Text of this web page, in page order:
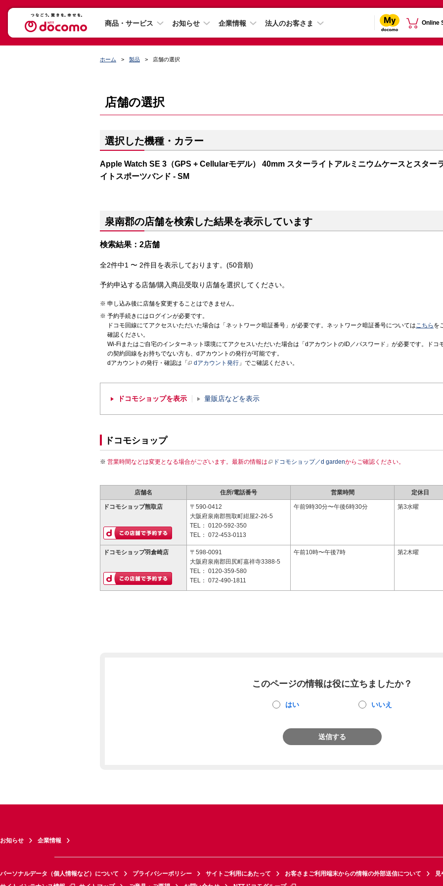
商品・サービス お知らせ 企業情報 法人のお客さま Online
ホーム 製品 店舗の選択
店舗の選択
選択した機種・カラー
Apple Watch SE 3（GPS + Cellularモデル） 40mm スターライトアルミニウムケースとスター
イトスポーツバンド - SM
泉南郡の店舗を検索した結果を表示しています
検索結果：2店舗
全2件中1 〜 2件目を表示しております。(50音順)
予約申込する店舗/購入商品受取り店舗を選択してください。
申し込み後に店舗を変更することはできません。
予約手続きにはログインが必要です。
ドコモ回線にてアクセスいただいた場合は「ネットワーク暗証番号」が必要です。ネットワーク暗証番号についてはこちら を
確認ください。
Wi-Fiまたはご自宅のインターネット環境にてアクセスいただいた場合は「dアカウントのID／パスワード」が必要です。ドコ
の契約回線をお持ちでない方も、dアカウントの発行が可能です。
dアカウントの発行・確認は「
dアカウント発行 」でご確認ください。
ドコモショップを表示 量販店などを表示
ドコモショップ
営業時間などは変更となる場合がございます。最新の情報は ドコモショップ／d gardenからご確認ください。
店舗名 住所/電話番号 営業時間 定休日
ドコモショップ熊取店
〒590-0412
大阪府泉南郡熊取町紺屋2-26-5
TEL： 0120-592-350
TEL： 072-453-0113
午前9時30分〜午後6時30分 第3水曜
ドコモショップ羽倉崎店
〒598-0091
大阪府泉南郡田尻町嘉祥寺3388-5
TEL： 0120-359-580
TEL： 072-490-1811
午前10時〜午後7時 第2木曜
このページの情報は役に立ちましたか？
はい いいえ
送信する
お知らせ 企業情報
パーソナルデータ（個人情報など）について プライバシーポリシー サイトご利用にあたって お客さまご利用端末からの情報の外部送信について
見